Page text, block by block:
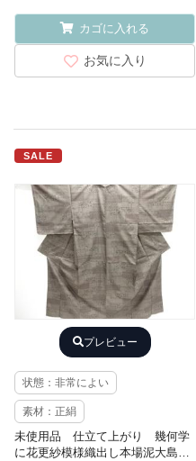
カゴに入れる
お気に入り
SALE
プレビュー
状態：非常によい
素材：正絹
未使用品 仕立て上がり 幾何学
に花更紗模様織出し本場泥大島紬